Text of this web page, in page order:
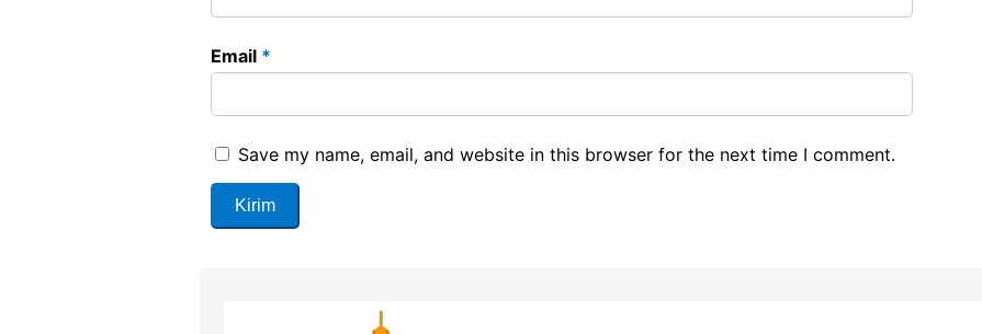
Email *
Save my name, email, and website in this browser for the next time I comment.